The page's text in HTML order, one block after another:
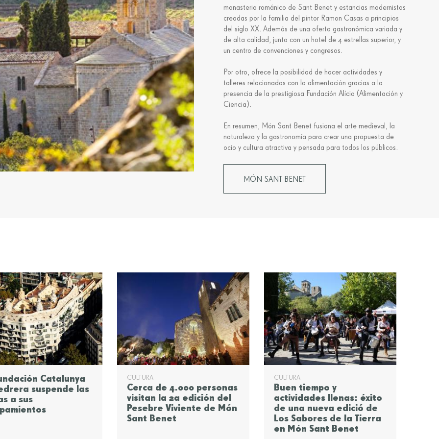
monasterio románico de Sant Benet y estancias modernistas
creadas por la familia del pintor Ramon Casas a principios
del siglo XX. Además de una oferta gastronómica variada y
de alta calidad, junto con un hotel de 4 estrellas superior, y
un centro de convenciones y congresos.
Por otro, ofrece la posibilidad de hacer actividades y
talleres relacionados con la alimentación gracias a la
presencia de la prestigiosa Fundación Alícia (Alimentación y
Ciencia).
En resumen, Món Sant Benet fusiona el arte medieval, la
naturaleza y la gastronomía para crear una propuesta de
ocio y cultura atractiva y pensada para todos los públicos.
MÓN SANT BENET
Catalunya
suspende las
a sus
CULTURA
Cerca de 4.000 personas
visitan la 2a edición del
Pesebre Viviente de Món
Sant Benet
CULTURA
Buen tiempo y
actividades llenas: éxito
de una nueva edició de
Los Sabores de la Tierra
en Món Sant Benet